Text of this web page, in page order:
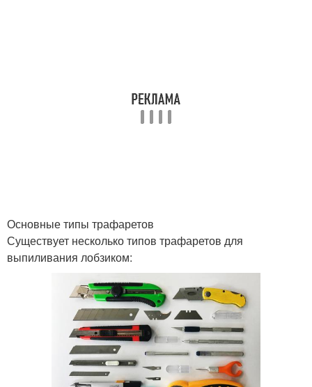
Основные типы трафаретов
Существует несколько типов трафаретов для
выпиливания лобзиком: